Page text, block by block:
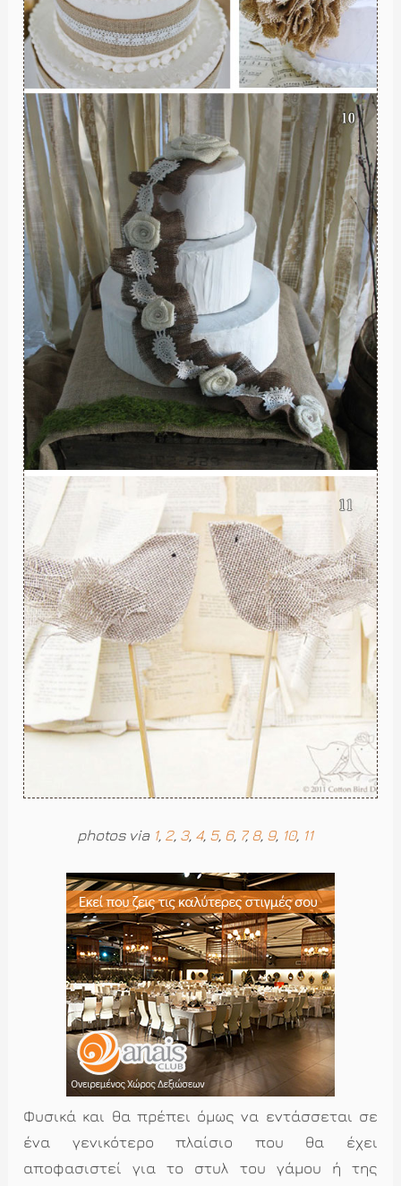
photos via 1, 2, 3, 4, 5, 6, 7, 8, 9, 10, 11
Φυσικά και θα πρέπει όμως να εντάσσεται σε
ένα γενικότερο πλαίσιο που θα έχει
αποφασιστεί για το στυλ του γάμου ή της